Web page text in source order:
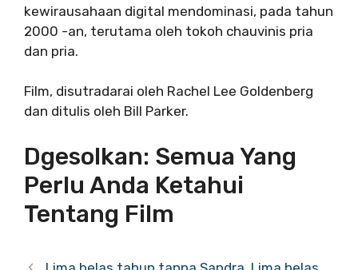
kewirausahaan digital mendominasi, pada tahun
2000 -an, terutama oleh tokoh chauvinis pria
dan pria.
Film, disutradarai oleh Rachel Lee Goldenberg
dan ditulis oleh Bill Parker.
Dgesolkan: Semua Yang
Perlu Anda Ketahui
Tentang Film